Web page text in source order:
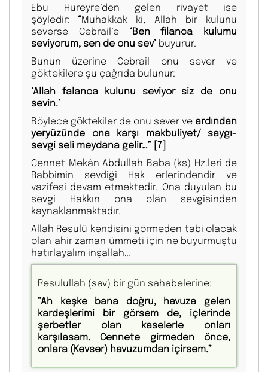
Ebu Hureyre’den gelen rivayet ise
şöyledir: “Muhakkak ki, Allah bir kulunu
severse Cebrail’e‘Ben filanca kulumu
seviyorum, sen de onu sev’ buyurur.
Bunun üzerine Cebrail onu sever ve
göktekilere şu çağrıda bulunur:
‘Allah falanca kulunu seviyor siz de onu
sevin.’
Böylece göktekiler de onu sever ve ardından
yeryüzünde ona karşı makbuliyet/ saygı-
sevgi seli meydana gelir…” [7]
Cennet Mekân Abdullah Baba (ks) Hz.leri de
Rabbimin sevdiği Hak erlerindendir ve
vazifesi devam etmektedir. Ona duyulan bu
sevgi Hakkın ona olan sevgisinden
kaynaklanmaktadır.
Allah Resulü kendisini görmeden tabi olacak
olan ahir zaman ümmeti için ne buyurmuştu
hatırlayalım inşallah…
Resulullah (sav) bir gün sahabelerine:
“Ah keşke bana doğru, havuza gelen
kardeşlerimi bir görsem de, içlerinde
şerbetler olan kaselerle onları
karşılasam. Cennete girmeden önce,
onlara (Kevser) havuzumdan içirsem.”